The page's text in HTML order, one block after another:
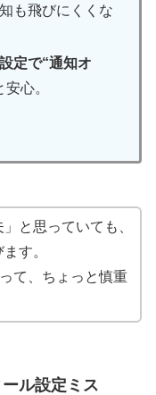
も飛びにくくな
定で“通知オ
安心。
と思っていても、
す。
て、ちょっと慎重
ル設定ミス